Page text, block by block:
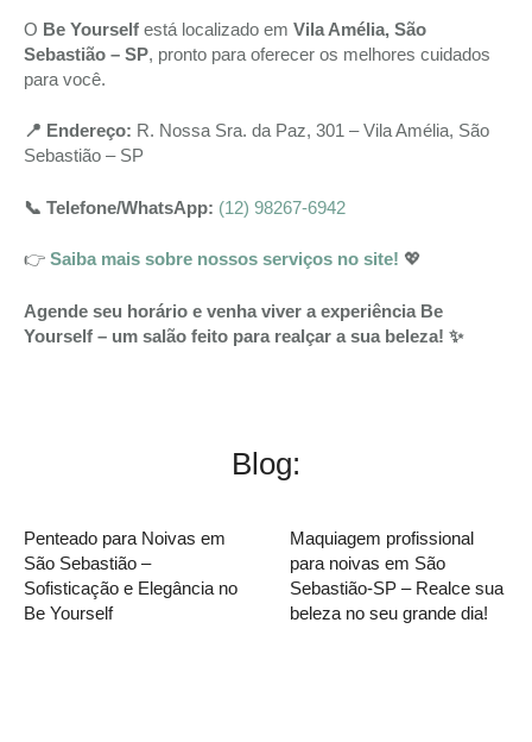
O Be Yourself está localizado em Vila Amélia, São
Sebastião – SP, pronto para oferecer os melhores cuidados
para você.
📍 Endereço: R. Nossa Sra. da Paz, 301 – Vila Amélia, São
Sebastião – SP
📞 Telefone/WhatsApp: (12) 98267-6942
👉 Saiba mais sobre nossos serviços no site! 💖
Agende seu horário e venha viver a experiência Be
Yourself – um salão feito para realçar a sua beleza! ✨
Blog:
Penteado para Noivas em
São Sebastião –
Sofisticação e Elegância no
Be Yourself
Maquiagem profissional
para noivas em São
Sebastião-SP – Realce sua
beleza no seu grande dia!